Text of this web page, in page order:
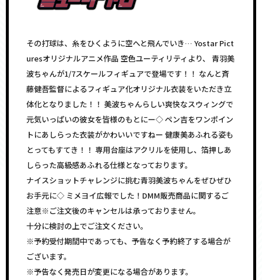
その打球は、糸をひくように空へと飛んでいき… Yostar Pict
uresオリジナルアニメ作品 空色ユーティリティより、 青羽美
波ちゃんが1/7スケールフィギュアで登場です！！ なんと斉
藤健吾監督によるフィギュア化オリジナル衣装をいただき立
体化となりました！！ 美波ちゃんらしい爽快なスウィングで
元気いっぱいの彼女を皆様のもとにー◇ ペン吉をワンポイン
トにあしらった衣装がかわいいですねー 健康美あふれる姿も
とってもすてき！！ 専用台座はアクリルを使用し、箔押しあ
しらった高級感あふれる仕様となっております。
ナイスショットチャレンジに挑む青羽美波ちゃんをぜひぜひ
お手元に◇ ミメヨイ広報でした！DMM販売商品に関するご
注意※ご注文後のキャンセルは承っておりません。
十分に検討の上でご注文ください。
※予約受付期間中であっても、予告なく予約終了する場合が
ございます。
※予告なく発売日が変更になる場合があります。